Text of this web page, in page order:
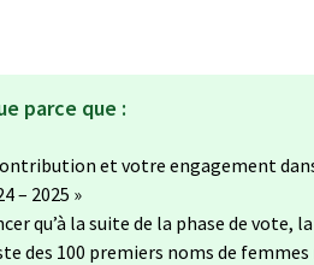
parce que :
et votre engagement
– 2025 »
qu’à la suite de la phase de vote,
des 100 premiers noms de